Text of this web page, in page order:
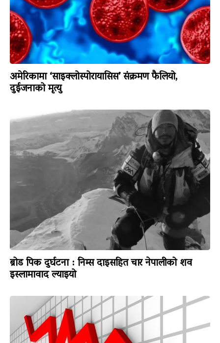
अमेरिकामा ‘साइक्लोस्पोरायासिस’ संक्रमण फैलियो,
दुईजनाको मृत्यु
ब्रोड पिक दुर्घटना : निम्स दाइसहित चार नेपालीको शव
इस्लामावाद ल्याइयो